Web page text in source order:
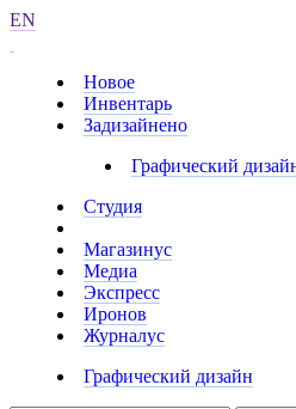
EN
Новое
Инвентарь
Задизайнено
Графический
Студия
Магазинус
Медиа
Экспресс
Иронов
Журналус
Графический дизайн